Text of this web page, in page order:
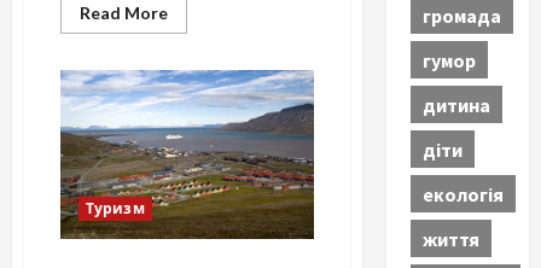
Read MoreRead
more
Дитячі
табори
Черкаси
2025
—
PROgroshi,
IT
STEP
та
Лісовик:
Туризм
громада
гумор
дитина
діти
екологія
життя